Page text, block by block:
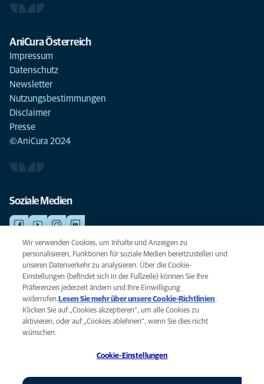
AniCura Österreich
Impressum
Datenschutz
Newsletter
Nutzungsbestimmungen
Disclaimer
Presse
©AniCura 2024
Soziale Medien
NOTDIENSTE
Finden Sie hier Ihre Standorte mit Notfallservice. Weil Ihr Tier die beste
Versorgung verdient.
Datenschutz
Legal
Global Human Rights
Wir verwenden Cookies, um Inhalte und Anzeigen zu
personalisieren, Funktionen für soziale Medien bereitzustellen und
unseren Datenverkehr zu analysieren. Über die Cookie-
Einstellungen (befindet sich in der Fußzeile) können Sie Ihre
Präferenzen jederzeit ändern und Ihre Einwilligung
widerrufen. Lesen Sie mehr über unsere Cookie-Richtlinien(opens
.
Klicken Sie auf „Cookies akzeptieren“, um alle Cookies zu
aktivieren, oder auf „Cookies ablehnen“, wenn Sie dies nicht
wünschen.
Cookie-Einstellungen